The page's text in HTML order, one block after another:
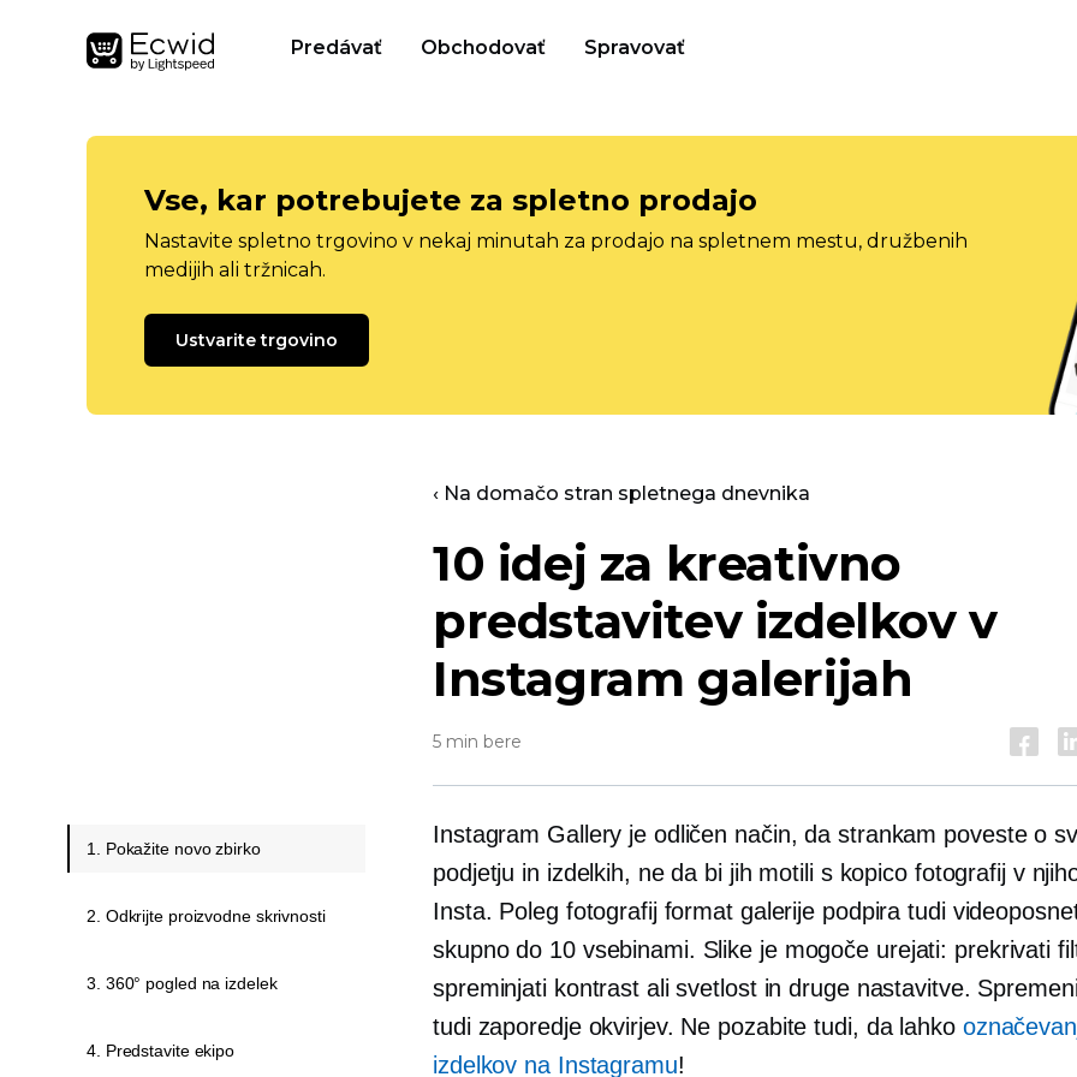
Predávať Obchodovať Spravovať
Vse, kar potrebujete za spletno prodajo
Nastavite spletno trgovino v nekaj minutah za prodajo na spletnem mestu, družbenih
medijih ali tržnicah.
Ustvarite trgovino
‹ Na domačo stran spletnega dnevnika
10 idej za kreativno
predstavitev izdelkov v
Instagram galerijah
5 min bere
Instagram Gallery je odličen način, da strankam poveste o
podjetju in izdelkih, ne da bi jih motili s kopico fotografij v
Insta. Poleg fotografij format galerije podpira tudi
skupno do 10 vsebinami. Slike je mogoče urejati: prekrivati
spreminjati kontrast ali svetlost in druge nastavitve.
tudi zaporedje okvirjev. Ne pozabite tudi, da lahko
izdelkov na Instagramu!
1. Pokažite novo zbirko
2. Odkrijte proizvodne skrivnosti
3. 360° pogled na izdelek
4. Predstavite ekipo